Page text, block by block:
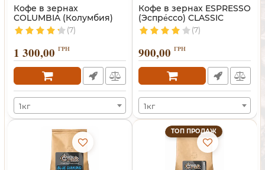
Кофе в зернах
COLUMBIA (Колумбия)
(7)
1 300,00 ГРН
1кг
Кофе в зернах ESPRESSO
(Эспре́ссо) CLASSIC
(7)
900,00 ГРН
1кг
ТОП ПРОДАЖ